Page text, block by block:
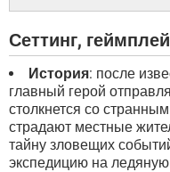
Сеттинг,
История: после
главный герой
столкнется со
страдают местные
тайну зловещих
экспедицию на